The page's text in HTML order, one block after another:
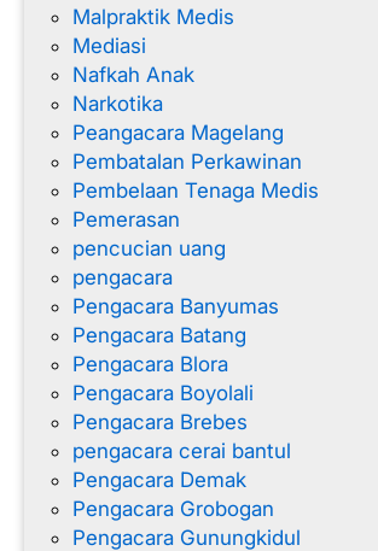
Malpraktik Medis
Mediasi
Nafkah Anak
Narkotika
Peangacara Magelang
Pembatalan Perkawinan
Pembelaan Tenaga Medis
Pemerasan
pencucian uang
pengacara
Pengacara Banyumas
Pengacara Batang
Pengacara Blora
Pengacara Boyolali
Pengacara Brebes
pengacara cerai bantul
Pengacara Demak
Pengacara Grobogan
Pengacara Gunungkidul